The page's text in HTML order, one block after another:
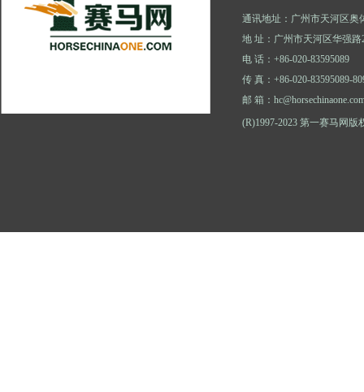
通讯地址：广州市天河区奥
地 址：广州市天河区华强路
电 话：+86-020-83595089
传 真：+86-020-83595089-
邮 箱：
(R)1997-2023 第一赛马网版